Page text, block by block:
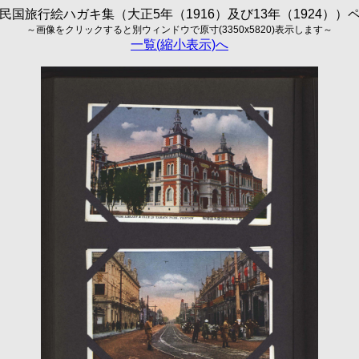
国旅行絵ハガキ集（大正5年（1916）及び13年（1924））
～画像をクリックすると別ウィンドウで原寸(3350x5820)表示します～
一覧(縮小表示)へ